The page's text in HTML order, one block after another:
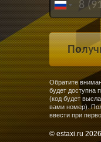
Обратите
будет доступна
(код будет
вами номер).
ввести при
© estaxi.ru 2026